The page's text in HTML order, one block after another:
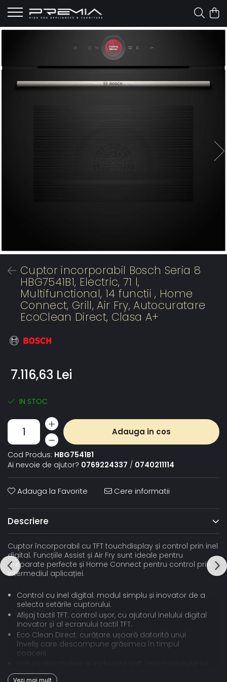
Cuptor incorporabil Bosch Seria 8
HBG7541B1, Electric, 71 l,
Multifunctional, 14 functii , Home
Connect, Grill, Air Fry, Autocuratare
EcoClean Direct, Clasa A+
7.116,63 Lei
IN STOC
Adauga in cos
Cod Produs: HBG7541B1
Ai nevoie de ajutor? 0769224337 / 0740211114
Adauga la Favorite Cere informatii
Descriere
Cuptor încorporabil cu TFT touchdisplay și control prin inel
digital. Funcțiile Assist și Air Fry sunt ideale pentru
preparate perfecte și Home Connect pentru control prin
intermediul aplicației.
Control cu inel digital: modul simplu și inovator de a
selecta setările cuptorului.
Afișaj tactil TFT: control ușor, cu ajutorul inelului digital
inovator și al ecranului tactil TFT.
Eco Clean Direct: curățare ușoară datorită unui
înveliș care descompune grăsimea în timpul
coacerii.
deschide și se închide foarte ușor și silențios.
Vezi mai mult